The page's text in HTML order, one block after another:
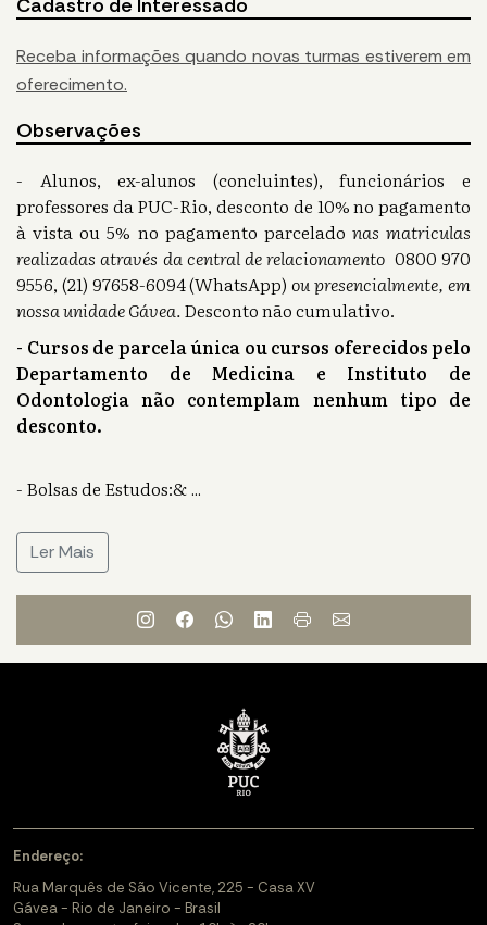
Cadastro de Interessado
Receba informações quando novas turmas estiverem em
oferecimento.
Observações
- Alunos, ex-alunos (concluintes), funcionários e
professores da PUC-Rio, desconto de 10% no pagamento
à vista ou 5% no pagamento parcelado nas matriculas
realizadas através da central de relacionamento 0800 970
9556, (21) 97658-6094 (WhatsApp)ou presencialmente, em
nossa unidade Gávea.Desconto não cumulativo.
- Cursos de parcela única ou cursos oferecidos pelo
Departamento de Medicina e Instituto de
Odontologia não contemplam nenhum tipo de
desconto.
- Bolsas de Estudos:&...
Ler Mais
Endereço:
Rua Marquês de São Vicente, 225 - Casa XV
Gávea - Rio de Janeiro - Brasil